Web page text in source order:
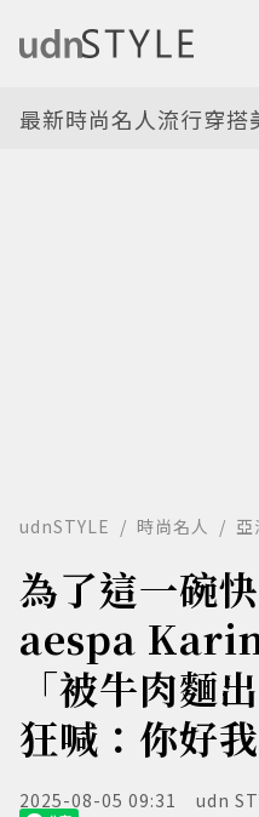
最新時尚名人流行穿搭
udnSTYLE 時尚名人 亞
為了這一碗
aespa
「被牛肉麵
狂喊：你好
2025-08-05 09:31 udn